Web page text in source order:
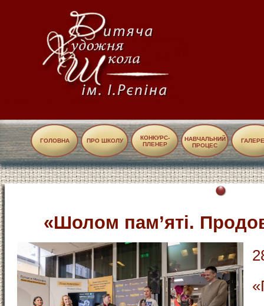
ГОЛОВНА ПРО ШКОЛУ
КОНКУРС-
ПЛЕНЕР
НАВЧАЛЬНИЙ
ПРОЦЕС
«Шолом пам’яті.